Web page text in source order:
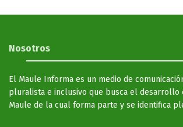
Nosotros
El Maule Informa es un medio de
pluralista e inclusivo que busca el desarrollo
Maule de la cual forma parte y se identifica